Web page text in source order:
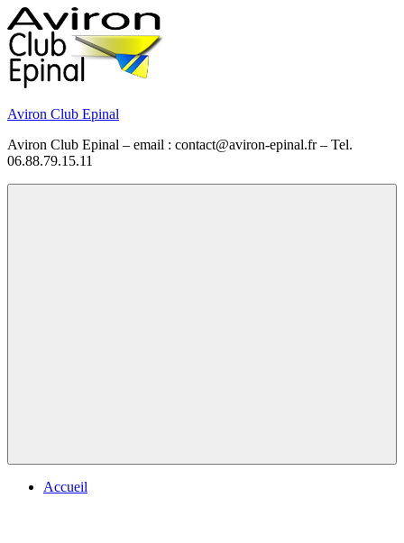
Skip
to
content
Aviron Club Epinal
Aviron Club Epinal – email : contact@aviron-epinal.fr – Tel.
06.88.79.15.11
Accueil